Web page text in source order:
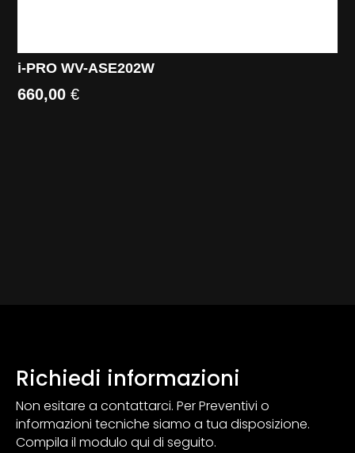
i-PRO WV-ASE202W
660,00€
Richiedi informazioni
Non esitare a contattarci. Per Preventivi o
informazioni tecniche siamo a tua disposizione.
Compila il modulo qui di seguito.